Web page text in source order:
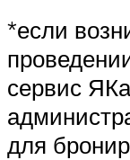
​*если
сервис
для